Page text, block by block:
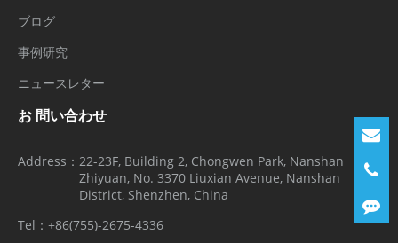
ブログ
事例研究
ニュースレター
お 問い合わせ
Address： 22-23F, Building 2, Chongwen Park, Nanshan
Zhiyuan, No. 3370 Liuxian Avenue, Nanshan
District, Shenzhen, China
Tel： +86(755)-2675-4336